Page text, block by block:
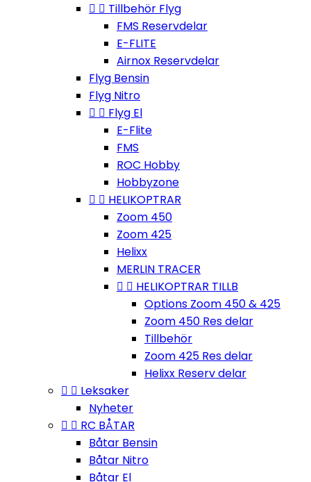
  Tillbehör Flyg
FMS Reservdelar
E-FLITE
Airnox Reservdelar
Flyg Bensin
Flyg Nitro
  Flyg El
E-Flite
FMS
ROC Hobby
Hobbyzone
  HELIKOPTRAR
Zoom 450
Zoom 425
Helixx
MERLIN TRACER
  HELIKOPTRAR TILLB
Options Zoom 450 & 425
Zoom 450 Res delar
Tillbehör
Zoom 425 Res delar
Helixx Reserv delar
  Leksaker
Nyheter
  RC BÅTAR
Båtar Bensin
Båtar Nitro
Båtar El